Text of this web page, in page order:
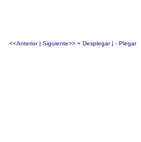
<<Anterior| Siguiente>> + Desplegar| - Plegar